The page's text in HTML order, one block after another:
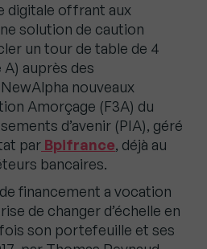
digitale offrant aux
solution de caution
un tour de table de 4
A) auprès des
nouveaux
Amorçage (F3A) du
d’avenir (PIA), géré
par Bpifrance, déjà au
bancaires.
financement a vocation
de changer d’échelle en
son portefeuille et ses